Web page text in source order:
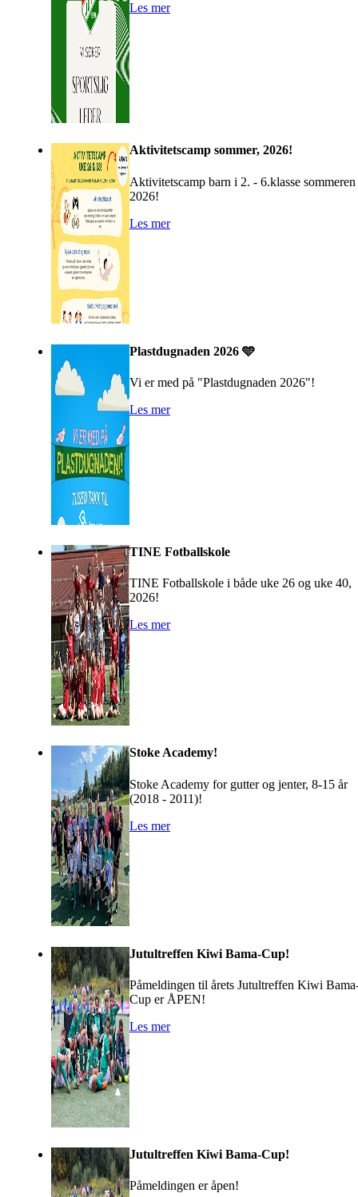
Les mer
Aktivitetscamp sommer, 2026!
Aktivitetscamp barn i 2. - 6.klasse sommeren
2026!
Les mer
Plastdugnaden 2026 🩵
Vi er med på "Plastdugnaden 2026"!
Les mer
TINE Fotballskole
TINE Fotballskole i både uke 26 og uke 40,
2026!
Les mer
Stoke Academy!
Stoke Academy for gutter og jenter, 8-15 år
(2018 - 2011)!
Les mer
Jutultreffen Kiwi Bama-Cup!
Påmeldingen til årets Jutultreffen Kiwi
Cup er ÅPEN!
Les mer
Jutultreffen Kiwi Bama-Cup!
Påmeldingen er åpen!